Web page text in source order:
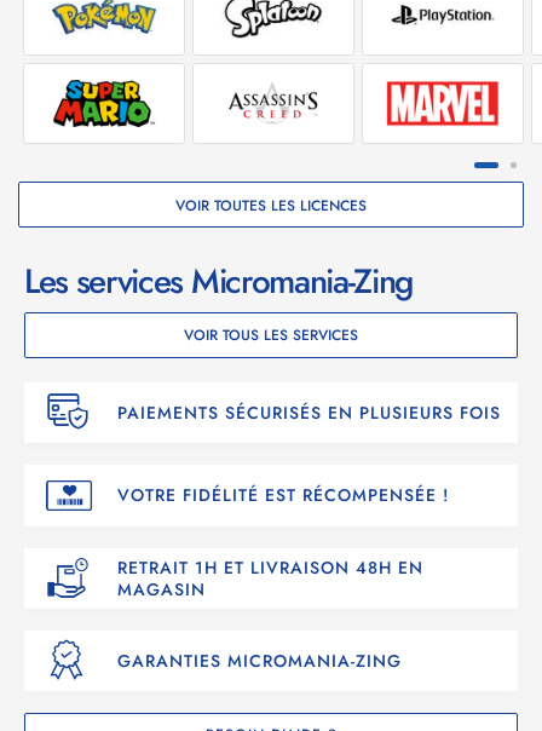
VOIR TOUTES LES LICENCES
Les services Micromania-Zing
VOIR TOUS LES SERVICES
PAIEMENTS SÉCURISÉS EN PLUSIEURS FOIS
VOTRE FIDÉLITÉ EST RÉCOMPENSÉE !
RETRAIT 1H ET LIVRAISON 48H EN
MAGASIN
GARANTIES MICROMANIA-ZING